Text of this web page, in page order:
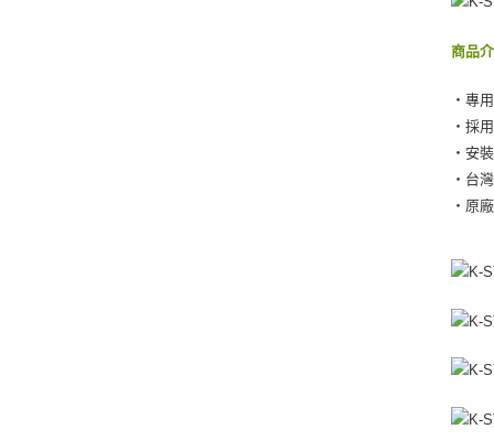
商品
‧專
‧採
‧安
‧台
‧原